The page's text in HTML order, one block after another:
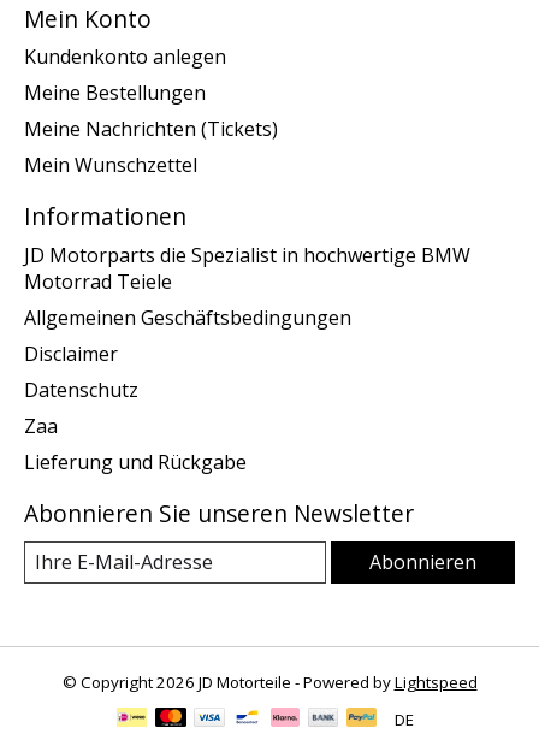
Mein Konto
Kundenkonto anlegen
Meine Bestellungen
Meine Nachrichten (Tickets)
Mein Wunschzettel
Informationen
JD Motorparts die Spezialist in hochwertige BMW
Motorrad Teiele
Allgemeinen Geschäftsbedingungen
Disclaimer
Datenschutz
Zaa
Lieferung und Rückgabe
Abonnieren Sie unseren Newsletter
Abonnieren
© Copyright 2026 JD Motorteile - Powered byLightspeed
DE